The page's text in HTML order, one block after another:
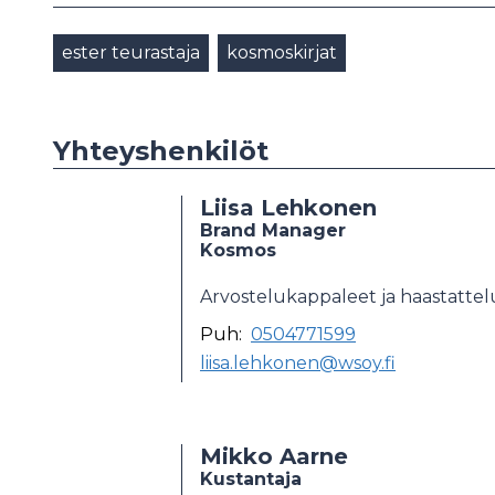
ester teurastaja kosmoskirjat
Yhteyshenkilöt
Liisa Lehkonen
Brand Manager
Kosmos
Arvostelukappaleet ja
Puh: 0504771599
liisa.lehkonen@wsoy.fi
Mikko Aarne
Kustantaja